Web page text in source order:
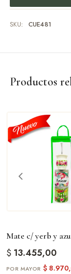
SKU: CUE481
Productos
Mate c/ yerb y
$13.455,00
$